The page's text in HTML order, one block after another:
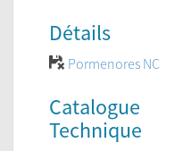
Détails
Pormenores NC
Catalogue
Technique